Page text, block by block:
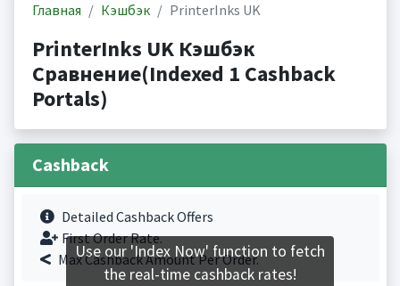
Главная Кэшбэк PrinterInks UK
PrinterInks UK Кэшбэк
Сравнение(Indexed 1 Cashback
Portals)
Cashback
Detailed Cashback Offers
First Order Rate.
Max Cashback Amount Per Order.
Use our 'Index Now' function to fetch
the real-time cashback rates!